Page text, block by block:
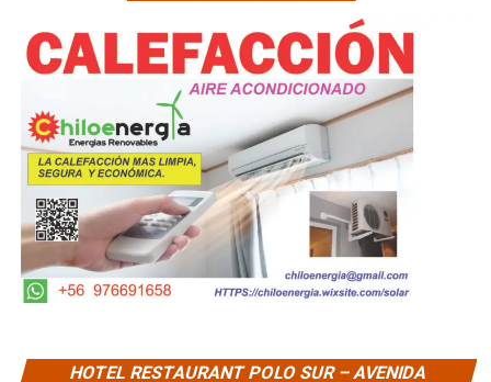
HOTEL RESTAURANT POLO SUR – AVENIDA